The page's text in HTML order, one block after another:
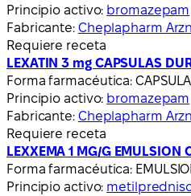
Principio activo: bromazepam
Fabricante: Cheplapharm
Requiere receta
LEXATIN 3 mg CAPSULAS
Forma farmacéutica:
Principio activo: bromazepam
Fabricante: Cheplapharm
Requiere receta
LEXXEMA 1 MG/G EMULSION
Forma farmacéutica:
Principio activo: